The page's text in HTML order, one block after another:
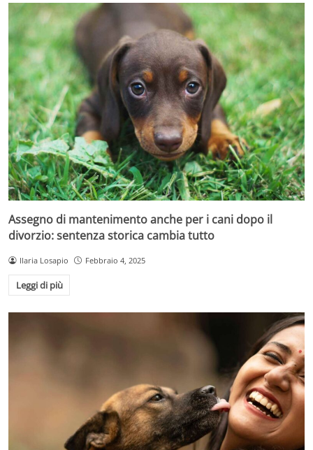
Assegno di mantenimento anche per i cani dopo il
divorzio: sentenza storica cambia tutto
Ilaria Losapio Febbraio 4, 2025
Leggi di più